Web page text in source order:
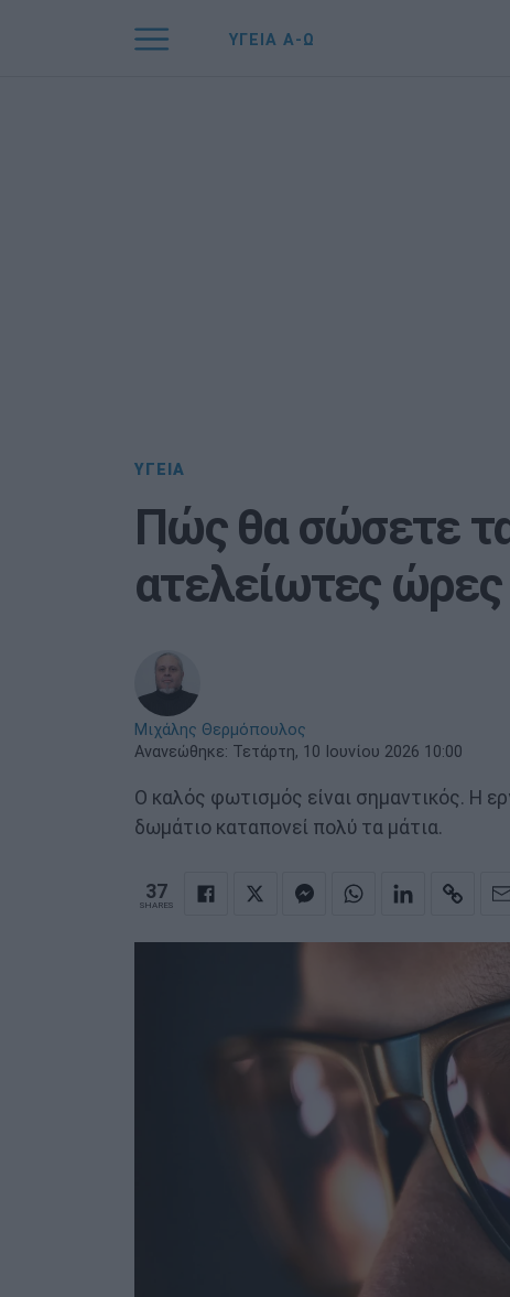
ΥΓΕΙΑ Α-Ω
ΥΓΕΙΑ
Πώς θα σώσετε
ατελείωτες
Μιχάλης Θερμόπουλος
Ανανεώθηκε: Τετάρτη, 10 Ιουνίου 2026 10:00
Ο καλός φωτισμός είναι σημαντικός. Η
δωμάτιο καταπονεί πολύ τα μάτια.
37
SHARES